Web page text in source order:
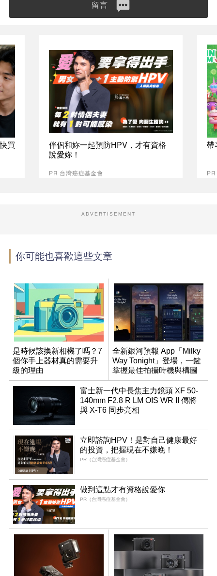
留言
買
伴侶和妳一起預防HPV，才有資格
說愛妳！
PR 台灣癌症基金會
帶
ADVERTISEMENT
你可能也喜歡這些文章
是時候該換新相機了嗎？7
個你手上器材真的需要升
級的理由
全新銀河預報 App「Milky
Way Tonight」登場，一鍵
掌握最佳拍攝時機與構圖
富士新一代中長焦主力鏡頭 XF 50-
140mm F2.8 R LM OIS WR II 傳將
與 X-T6 同步亮相
立即諮詢HPV！是對自己健康最好
的投資，把握現在不嫌晚！
PR（台灣癌症基金會）
做到這點才有資格說愛你
PR（台灣癌症基金會）